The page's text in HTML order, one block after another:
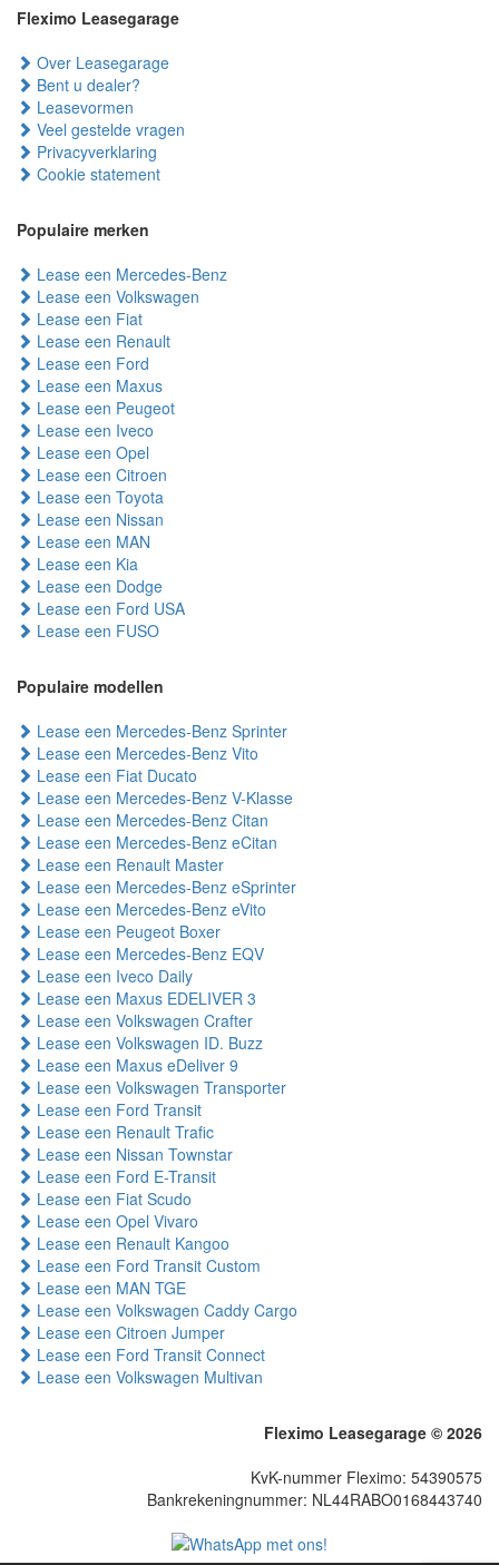
Fleximo Leasegarage
Over Leasegarage
Bent u dealer?
Leasevormen
Veel gestelde vragen
Privacyverklaring
Cookie statement
Populaire merken
Lease een Mercedes-Benz
Lease een Volkswagen
Lease een Fiat
Lease een Renault
Lease een Ford
Lease een Maxus
Lease een Peugeot
Lease een Iveco
Lease een Opel
Lease een Citroen
Lease een Toyota
Lease een Nissan
Lease een MAN
Lease een Kia
Lease een Dodge
Lease een Ford USA
Lease een FUSO
Populaire modellen
Lease een Mercedes-Benz Sprinter
Lease een Mercedes-Benz Vito
Lease een Fiat Ducato
Lease een Mercedes-Benz V-Klasse
Lease een Mercedes-Benz Citan
Lease een Mercedes-Benz eCitan
Lease een Renault Master
Lease een Mercedes-Benz eSprinter
Lease een Mercedes-Benz eVito
Lease een Peugeot Boxer
Lease een Mercedes-Benz EQV
Lease een Iveco Daily
Lease een Maxus EDELIVER 3
Lease een Volkswagen Crafter
Lease een Volkswagen ID. Buzz
Lease een Maxus eDeliver 9
Lease een Volkswagen Transporter
Lease een Ford Transit
Lease een Renault Trafic
Lease een Nissan Townstar
Lease een Ford E-Transit
Lease een Fiat Scudo
Lease een Opel Vivaro
Lease een Renault Kangoo
Lease een Ford Transit Custom
Lease een MAN TGE
Lease een Volkswagen Caddy Cargo
Lease een Citroen Jumper
Lease een Ford Transit Connect
Lease een Volkswagen Multivan
Fleximo Leasegarage © 2026
KvK-nummer Fleximo: 54390575
Bankrekeningnummer: NL44RABO0168443740